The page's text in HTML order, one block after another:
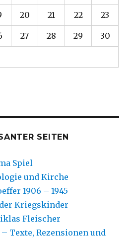
20 21 22 23
27 28 29 30
SEITEN
Spiel
und Kirche
1906 – 1945
Kriegskinder
Fleischer
Texte, Rezensionen und